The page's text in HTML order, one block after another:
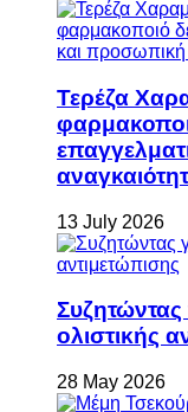
Τερέζα
13 July 2026
Συζητώντας
ολιστικής
28 May 2026